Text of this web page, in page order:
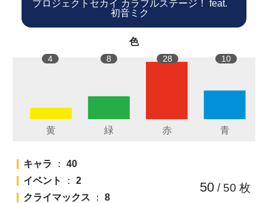
プロジェクトセカイ カラフルステージ！ feat.
初音ミク
色
4 8 28 10
キャラ ： 40
イベント
： 2
クライマックス ： 8
50/ 50 枚